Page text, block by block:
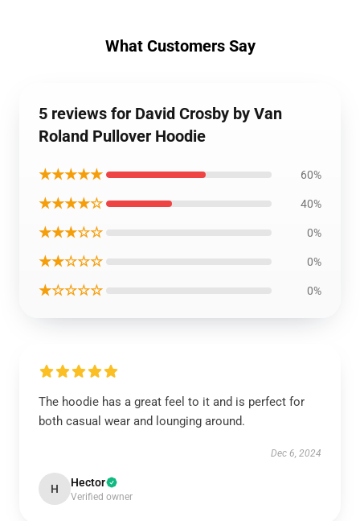
What Customers Say
5 reviews for David Crosby by Van
Roland Pullover Hoodie
★★★★★ 60%
★★★★☆ 40%
★★★☆☆ 0%
★★☆☆☆ 0%
★☆☆☆☆ 0%
The hoodie has a great feel to it and is perfect for
both casual wear and lounging around.
Dec 6, 2024
H Hector
Verified owner